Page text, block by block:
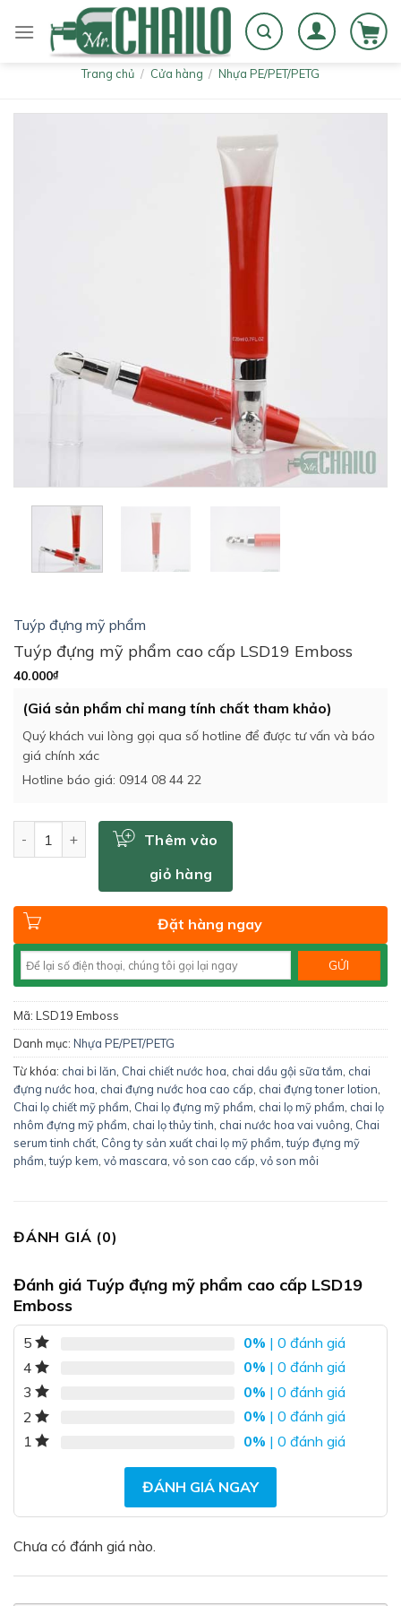
Trang chủ / Cửa hàng / Nhựa PE/PET/PETG
Tuýp đựng mỹ phẩm
Tuýp đựng mỹ phẩm cao cấp LSD19 Emboss
40.000₫
(Giá sản phẩm chỉ mang tính chất tham khảo)
Quý khách vui lòng gọi qua số hotline để được tư vấn và báo
giá chính xác
Hotline báo giá: 0914 08 44 22
Thêm vào
giỏ hàng
Đặt hàng ngay
Mã: LSD19 Emboss
Danh mục: Nhựa PE/PET/PETG
Từ khóa: chai bi lăn, Chai chiết nước hoa, chai dầu gội sữa tắm, chai
đựng nước hoa, chai đựng nước hoa cao cấp, chai đựng toner lotion,
Chai lọ chiết mỹ phẩm, Chai lọ đựng mỹ phẩm, chai lọ mỹ phẩm, chai lọ
nhôm đựng mỹ phẩm, chai lọ thủy tinh, chai nước hoa vai vuông, Chai
serum tinh chất, Công ty sản xuất chai lọ mỹ phẩm,tuýp đựng mỹ
phẩm,tuýp kem, vỏ mascara, vỏ son cao cấp, vỏ son môi
ĐÁNH GIÁ (0)
Đánh giá Tuýp đựng mỹ phẩm cao cấp LSD19
Emboss
5 0% | 0 đánh giá
4
0% | 0 đánh giá
3
0% | 0 đánh giá
2
0% | 0 đánh giá
1
0% | 0 đánh giá
ĐÁNH GIÁ NGAY
Chưa có đánh giá nào.